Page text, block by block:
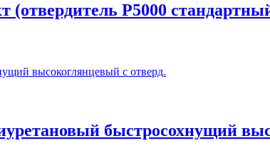
(отвердитель P5000
быстросохнущий